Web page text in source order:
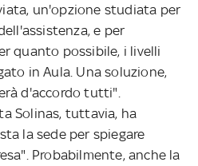
un'opzione studiata per
e per
quanto possibile, i livelli
in Aula. Una soluzione,
d'accordo tutti".
Solinas, tuttavia, ha
la sede per spiegare
Probabilmente, anche la